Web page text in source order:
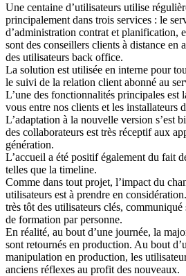
Une centaine d’utilisateurs utilise
principalement dans trois services : le
d’administration contrat et planification,
sont des conseillers clients à distance en
des utilisateurs back office.
La solution est utilisée en interne pour
le suivi de la relation client abonné au
L’une des fonctionnalités principales est
vous entre nos clients et les installateurs
L’adaptation à la nouvelle version s’est
des collaborateurs est très réceptif aux
génération.
L’accueil a été positif également du fait
telles que la timeline.
Comme dans tout projet, l’impact du
utilisateurs est à prendre en
très tôt des utilisateurs clés,
de formation par personne.
En réalité, au bout d’une journée, la
sont retournés en production. Au bout
manipulation en production, les
anciens réflexes au profit des nouveaux.